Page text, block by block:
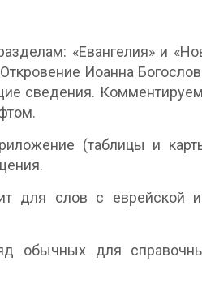
«Евангелия» и
Иоанна
сведения.
(таблицы и
для слов с еврейской
обычных для